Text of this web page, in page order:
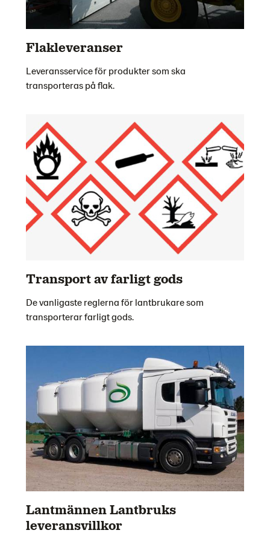
Flakleveranser
Leveransservice för produkter som ska
transporteras på flak.
Transport av farligt gods
De vanligaste reglerna för lantbrukare som
transporterar farligt gods.
Lantmännen Lantbruks
leveransvillkor